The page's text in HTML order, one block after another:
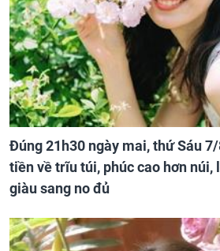
Đúng 21h30 ngày mai, thứ Sáu
tiền về trĩu túi, phúc cao hơn núi,
giàu sang no đủ